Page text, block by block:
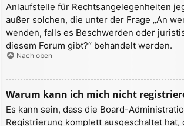
Anlaufstelle für Rechtsangelegenheiten
außer solchen, die unter der Frage „An
wenden, falls es Beschwerden oder
diesem Forum gibt?“ behandelt werden.
Nach oben
Warum kann ich mich nicht
Es kann sein, dass die Board-
Registrierung komplett ausgeschaltet hat,